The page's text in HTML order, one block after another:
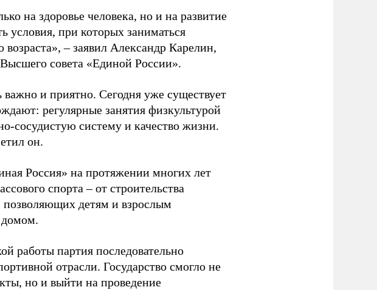
на здоровье человека, но и на развитие
условия, при которых заниматься
– заявил Александр Карелин,
совета «Единой России».
и приятно. Сегодня уже существует
регулярные занятия физкультурой
сосудистую систему и качество жизни.
он.
Россия» на протяжении многих лет
спорта – от строительства
детям и взрослым
домом.
работы партия последовательно
отрасли. Государство смогло не
но и выйти на проведение